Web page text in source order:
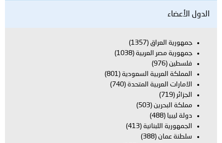
الدول الأعضاء
جمهورية العراق (1357)
جمهورية مصر العربية (1038)
فلسطين (976)
المملكة العربية السعودية (801)
الامارات العربية المتحدة (740)
الجزائر (719)
مملكة البحرين (503)
دولة ليبيا (488)
الجمهورية اللبنانية (413)
سلطنة عمان (388)